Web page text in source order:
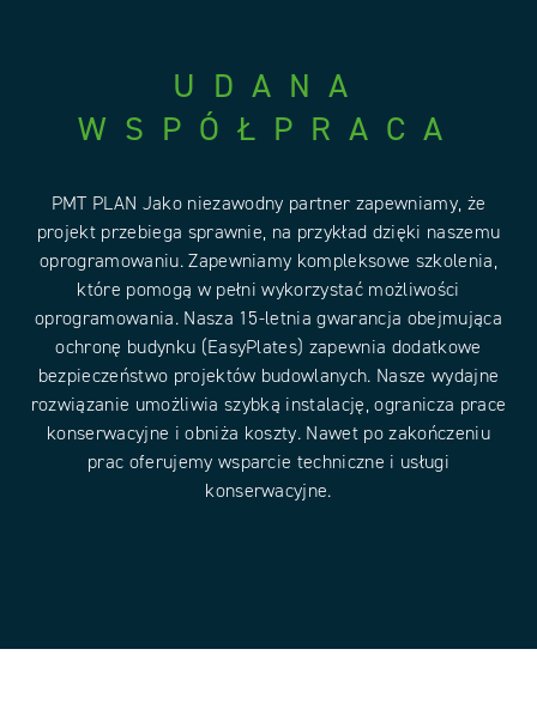
UDANA
WSPÓŁPRACA
PMT PLAN Jako niezawodny partner zapewniamy, że
projekt przebiega sprawnie, na przykład dzięki naszemu
oprogramowaniu. Zapewniamy kompleksowe szkolenia,
które pomogą w pełni wykorzystać możliwości
oprogramowania. Nasza 15-letnia gwarancja obejmująca
ochronę budynku (EasyPlates) zapewnia dodatkowe
bezpieczeństwo projektów budowlanych. Nasze wydajne
rozwiązanie umożliwia szybką instalację, ogranicza prace
konserwacyjne i obniża koszty. Nawet po zakończeniu
prac oferujemy wsparcie techniczne i usługi
konserwacyjne.